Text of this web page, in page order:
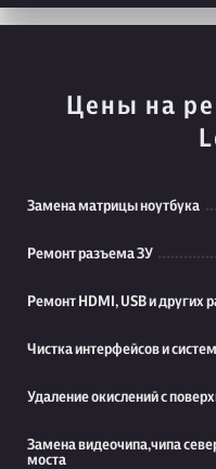
Цены на
Замена матрицы ноутбука
Ремонт разъема ЗУ
Ремонт HDMI, USB и других
Чистка интерфейсов и
Удаление окислений с
Замена видеочипа,чипа
моста